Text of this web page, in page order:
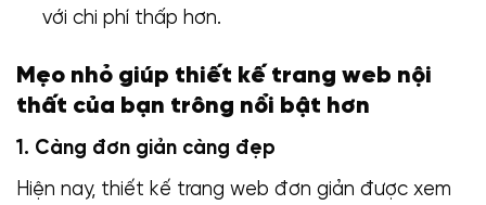
với chi phí thấp hơn.
Mẹo nhỏ giúp thiết kế trang web nội
thất của bạn trông nổi bật hơn
1. Càng đơn giản càng đẹp
Hiện nay, thiết kế trang web đơn giản được xem